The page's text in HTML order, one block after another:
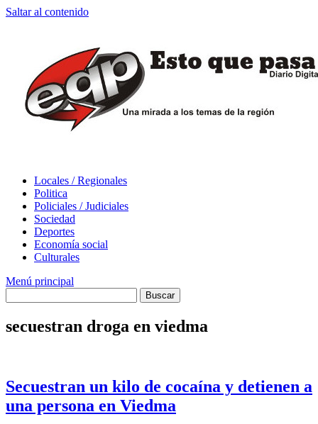
Saltar al contenido
Locales / Regionales
Politica
Policiales / Judiciales
Sociedad
Deportes
Economía social
Culturales
Menú principal
secuestran droga en viedma
Secuestran un kilo de cocaína y detienen a
una persona en Viedma